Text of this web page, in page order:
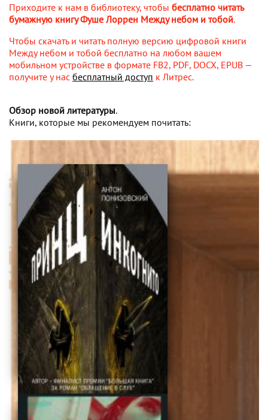
Приходите к нам в библиотеку, чтобы бесплатно читать
бумажную книгу Фуше Лоррен Между небом и тобой.
Чтобы скачать и читать полную версию цифровой книги
Между небом и тобой бесплатно на любом вашем
мобильном устройстве в формате FB2, PDF, DOCX, EPUB —
получите у нас бесплатный доступ к Литрес.
Обзор новой литературы.
Книги, которые мы рекомендуем почитать: